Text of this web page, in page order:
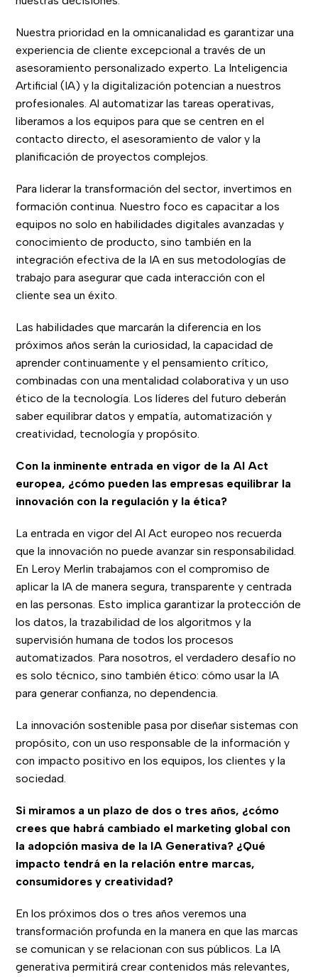
Nuestra prioridad en la omnicanalidad es garantizar una
experiencia de cliente excepcional a través de un
asesoramiento personalizado experto. La Inteligencia
Artificial (IA) y la digitalización potencian a nuestros
profesionales. Al automatizar las tareas operativas,
liberamos a los equipos para que se centren en el
contacto directo, el asesoramiento de valor y la
planificación de proyectos complejos.
Para liderar la transformación del sector, invertimos en
formación continua. Nuestro foco es capacitar a los
equipos no solo en habilidades digitales avanzadas y
conocimiento de producto, sino también en la
integración efectiva de la IA en sus metodologías de
trabajo para asegurar que cada interacción con el
cliente sea un éxito.
Las habilidades que marcarán la diferencia en los
próximos años serán la curiosidad, la capacidad de
aprender continuamente y el pensamiento crítico,
combinadas con una mentalidad colaborativa y un uso
ético de la tecnología. Los líderes del futuro deberán
saber equilibrar datos y empatía, automatización y
creatividad, tecnología y propósito.
Con la inminente entrada en vigor de la AI Act
europea, ¿cómo pueden las empresas equilibrar la
innovación con la regulación y la ética?
La entrada en vigor del AI Act europeo nos recuerda
que la innovación no puede avanzar sin responsabilidad.
En Leroy Merlin trabajamos con el compromiso de
aplicar la IA de manera segura, transparente y centrada
en las personas. Esto implica garantizar la protección de
los datos, la trazabilidad de los algoritmos y la
supervisión humana de todos los procesos
automatizados. Para nosotros, el verdadero desafío no
es solo técnico, sino también ético: cómo usar la IA
para generar confianza, no dependencia.
La innovación sostenible pasa por diseñar sistemas con
propósito, con un uso responsable de la información y
con impacto positivo en los equipos, los clientes y la
sociedad.
Si miramos a un plazo de dos o tres años, ¿cómo
crees que habrá cambiado el marketing global con
la adopción masiva de la IA Generativa? ¿Qué
impacto tendrá en la relación entre marcas,
consumidores y creatividad?
En los próximos dos o tres años veremos una
transformación profunda en la manera en que las marcas
se comunican y se relacionan con sus públicos. La IA
generativa permitirá crear contenidos más relevantes,